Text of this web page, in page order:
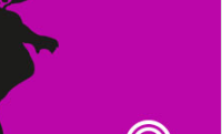
trabajo para acabar con la
educación sexual.